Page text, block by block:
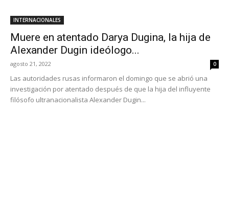
INTERNACIONALES
Muere en atentado Darya Dugina, la hija de
Alexander Dugin ideólogo...
agosto 21, 2022 0
Las autoridades rusas informaron el domingo que se abrió una
investigación por atentado después de que la hija del influyente
filósofo ultranacionalista Alexander Dugin...